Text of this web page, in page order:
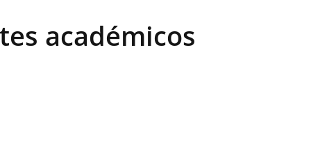
académicos